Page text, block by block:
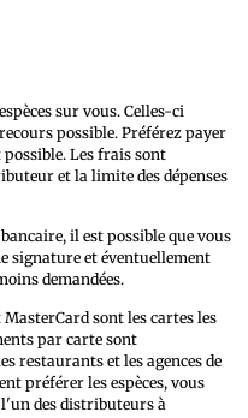
sur vous. Celles-ci
possible. Préférez payer
possible. Les frais sont
et la limite des dépenses
il est possible que vous
signature et éventuellement
demandées.
sont les cartes les
par carte sont
restaurants et les agences de
préférer les espèces, vous
des distributeurs à